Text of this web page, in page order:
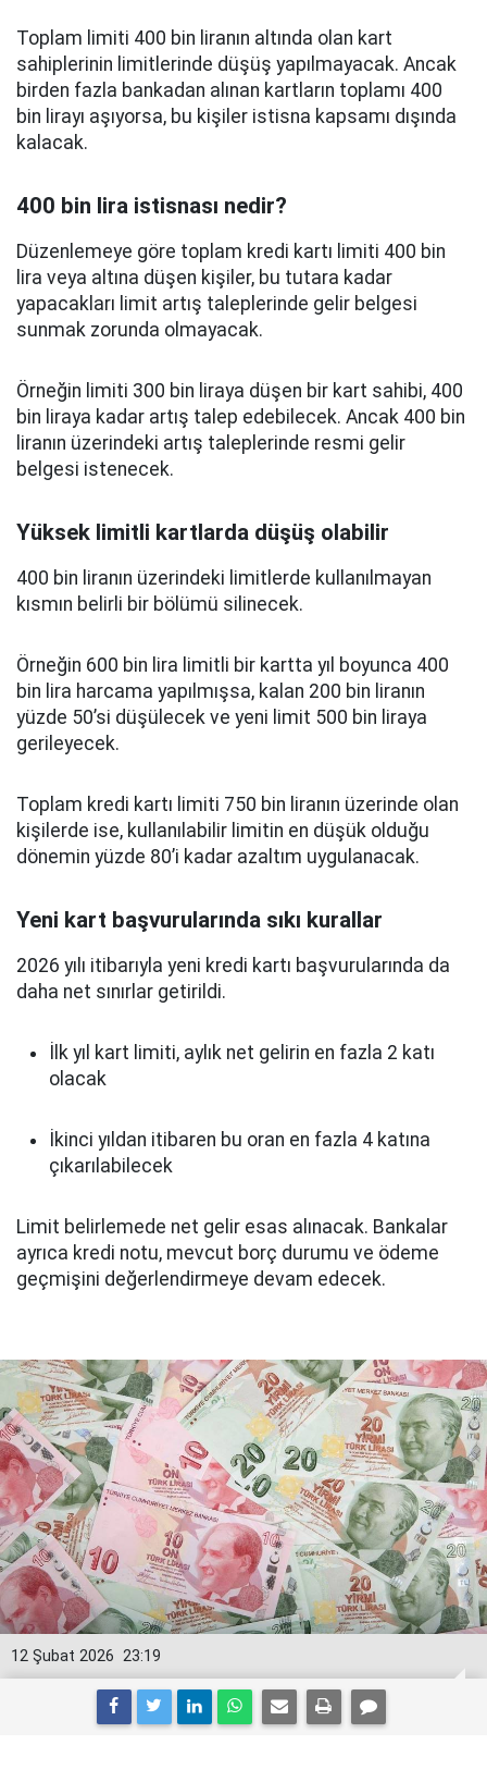
Toplam limiti 400 bin liranın altında olan kart
sahiplerinin limitlerinde düşüş yapılmayacak. Ancak
birden fazla bankadan alınan kartların toplamı 400
bin lirayı aşıyorsa, bu kişiler istisna kapsamı dışında
kalacak.
400 bin lira istisnası nedir?
Düzenlemeye göre toplam kredi kartı limiti 400 bin
lira veya altına düşen kişiler, bu tutara kadar
yapacakları limit artış taleplerinde gelir belgesi
sunmak zorunda olmayacak.
Örneğin limiti 300 bin liraya düşen bir kart sahibi, 400
bin liraya kadar artış talep edebilecek. Ancak 400 bin
liranın üzerindeki artış taleplerinde resmi gelir
belgesi istenecek.
Yüksek limitli kartlarda düşüş olabilir
400 bin liranın üzerindeki limitlerde kullanılmayan
kısmın belirli bir bölümü silinecek.
Örneğin 600 bin lira limitli bir kartta yıl boyunca 400
bin lira harcama yapılmışsa, kalan 200 bin liranın
yüzde 50’si düşülecek ve yeni limit 500 bin liraya
gerileyecek.
Toplam kredi kartı limiti 750 bin liranın üzerinde olan
kişilerde ise, kullanılabilir limitin en düşük olduğu
dönemin yüzde 80’i kadar azaltım uygulanacak.
Yeni kart başvurularında sıkı kurallar
2026 yılı itibarıyla yeni kredi kartı başvurularında da
daha net sınırlar getirildi.
İlk yıl kart limiti, aylık net gelirin en fazla 2 katı
olacak
İkinci yıldan itibaren bu oran en fazla 4 katına
çıkarılabilecek
Limit belirlemede net gelir esas alınacak. Bankalar
ayrıca kredi notu, mevcut borç durumu ve ödeme
geçmişini değerlendirmeye devam edecek.
23:19
12 Şubat 2026